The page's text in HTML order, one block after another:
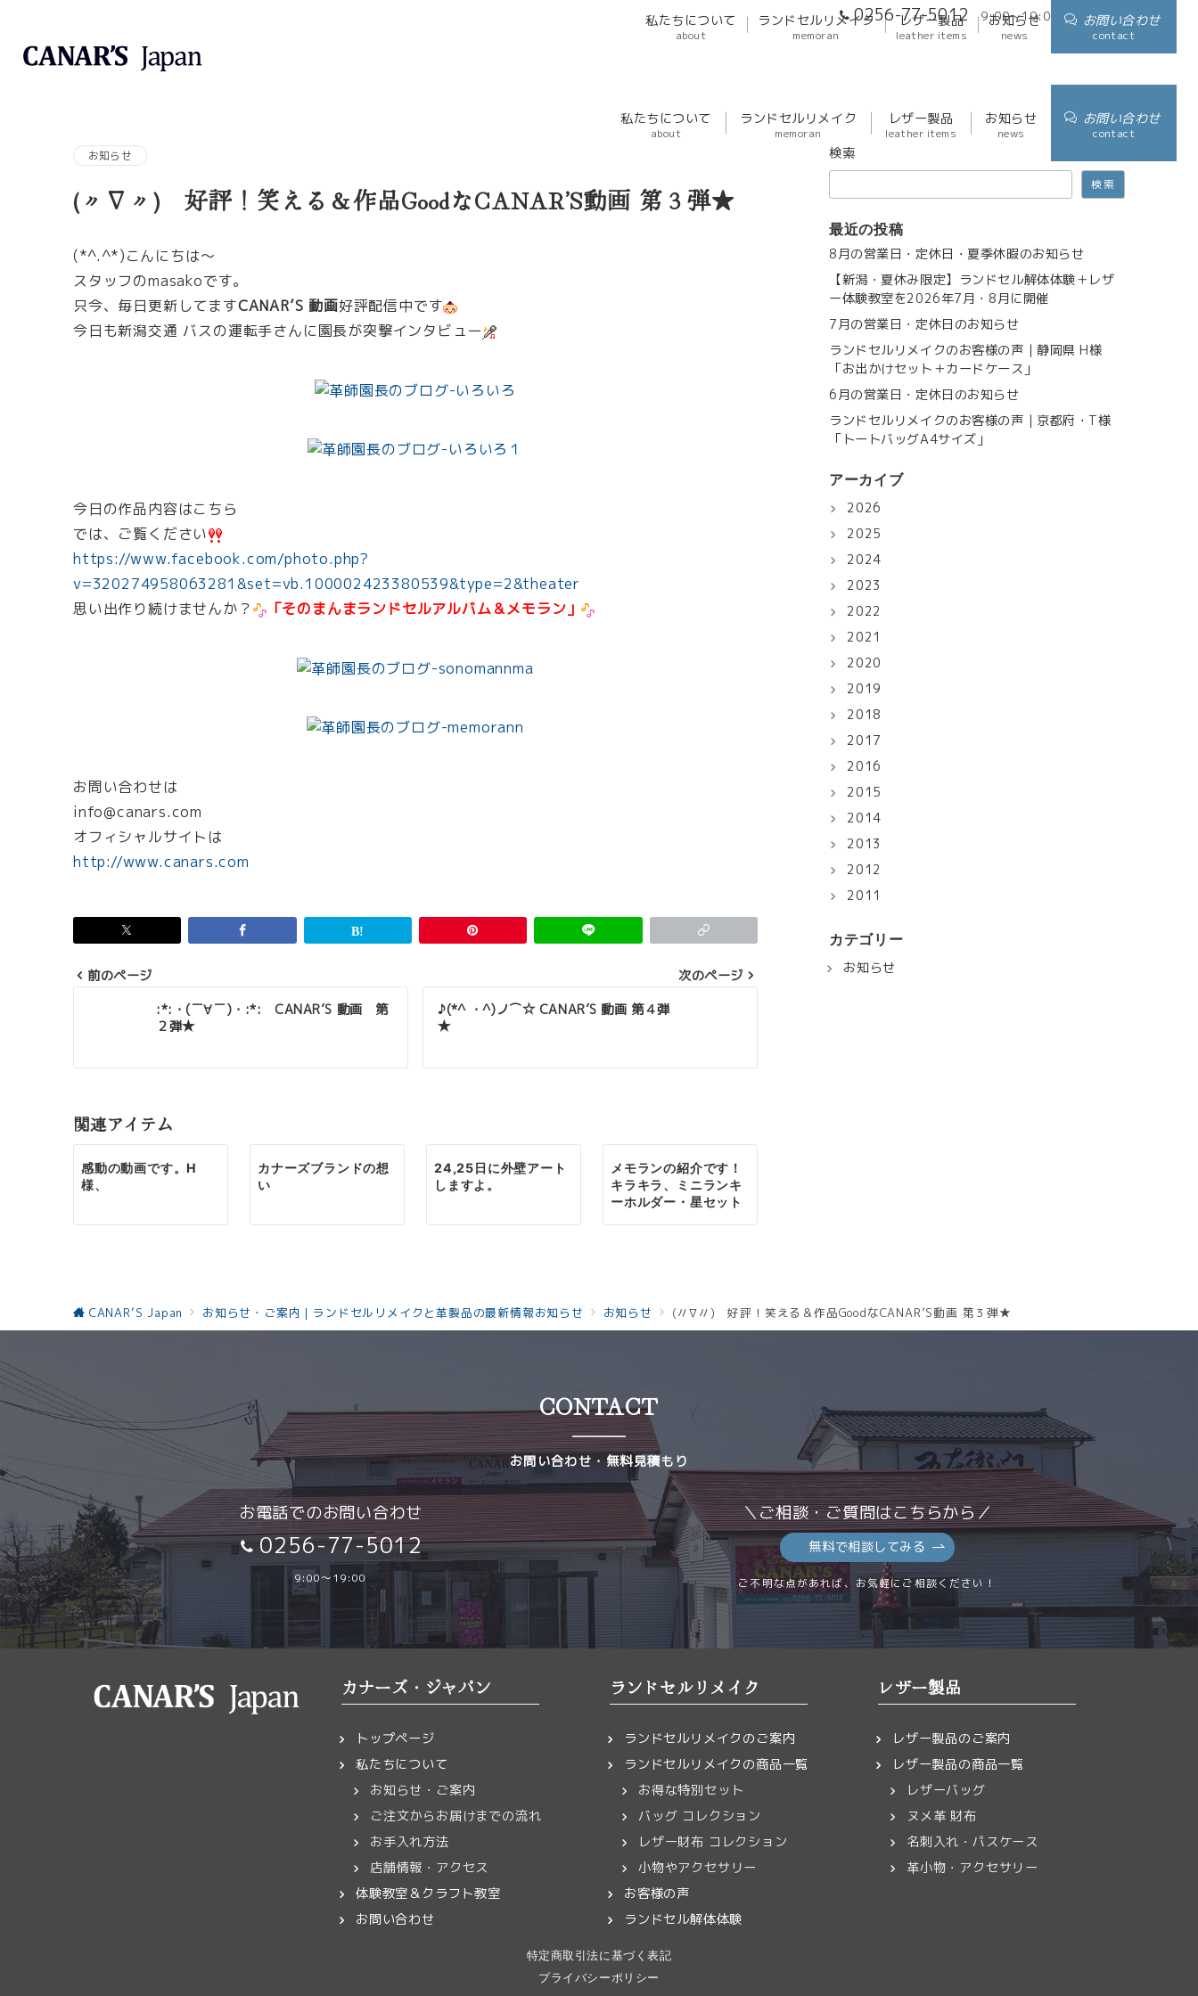
0256-77-5012 9:00～19:00 アクセス
私たちについて
about
ランドセルリメイク
memoran
レザー製品
leather items
お知らせ
news
お問い合わせ
contact
私たちについて
about
ランドセルリメイク
memoran
レザー製品
leather items
お知らせ
news
お問い合わせ
contact
お知らせ
(〃∇〃) 好評！笑える＆作品GoodなCANAR’S動画 第３弾★
(*^.^*)こんにちは～
スタッフのmasakoです。
只今、毎日更新してますCANAR’S 動画好評配信中です
今日も新潟交通 バスの運転手さんに園長が突撃インタビュー
今日の作品内容はこちら
では、ご覧ください
https://www.facebook.com/photo.php?
v=320274958063281&set=vb.100002423380539&type=2&theater
思い出作り続けませんか？
「そのまんまランドセルアルバム＆メモラン」
お問い合わせは
info@canars.com
オフィシャルサイトは
http://www.canars.com
ゲ
ー
シ
前のページ
:*:・(￣∀￣)・:*: CANAR’S 動画 第
２弾★
次のページ
♪(*^ ・^)ノ⌒☆ CANAR’S 動画 第４弾
★
関連アイテム
感動の動画です。H
様、
カナーズブランドの想
い
24,25日に外壁アート
しますよ。
メモランの紹介です！
キラキラ、ミニランキ
ーホルダー・星セット
検索
検索
最近の投稿
8月の営業日・定休日・夏季休暇のお知らせ
【新潟・夏休み限定】ランドセル解体体験＋レザ
ー体験教室を2026年7月・8月に開催
7月の営業日・定休日のお知らせ
ランドセルリメイクのお客様の声｜静岡県 H様
「お出かけセット＋カードケース」
6月の営業日・定休日のお知らせ
ランドセルリメイクのお客様の声｜京都府・T様
「トートバッグA4サイズ」
アーカイブ
2026
2025
2024
2023
2022
2021
2020
2019
2018
2017
2016
2015
2014
2013
2012
2011
カテゴリー
お知らせ
CANAR’S Japan お知らせ・ご案内｜ランドセルリメイクと革製品の最新情報お知らせ お知らせ (〃∇〃) 好評！笑える＆作品GoodなCANAR’S動画 第３弾★
CONTACT
お問い合わせ・無料見積もり
お電話でのお問い合わせ
0256-77-5012
9:00～19:00
＼ご相談・ご質問はこちらから／
無料で相談してみる
ご不明な点があれば、お気軽にご相談ください！
カナーズ・ジャパン
トップページ
私たちについて
お知らせ・ご案内
ご注文からお届けまでの流れ
お手入れ方法
店舗情報・アクセス
体験教室＆クラフト教室
お問い合わせ
ランドセルリメイク
ランドセルリメイクのご案内
ランドセルリメイクの商品一覧
お得な特別セット
バッグ コレクション
レザー財布 コレクション
小物やアクセサリー
お客様の声
ランドセル解体体験
レザー製品
レザー製品のご案内
レザー製品の商品一覧
レザーバッグ
ヌメ革 財布
名刺入れ・パスケース
革小物・アクセサリー
特定商取引法に基づく表記
プライバシーポリシー